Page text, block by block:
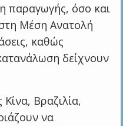
παραγωγής, όσο και
Μέση Ανατολή
καθώς
δείχνουν
Βραζιλία,
να